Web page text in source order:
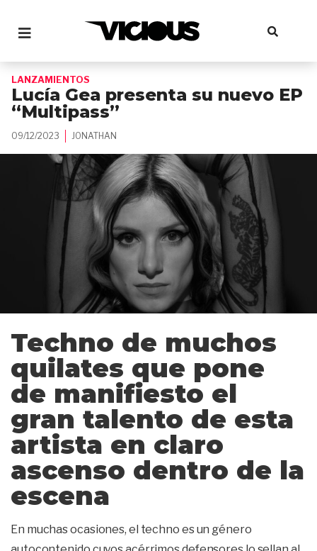
LANZAMIENTOS
Lucía Gea presenta su nuevo EP
“Multipass”
09/12/2023 JONATHAN
Techno de muchos
quilates que pone
de manifiesto el
gran talento de esta
artista en claro
ascenso dentro de la
escena
En muchas ocasiones, el techno es un género